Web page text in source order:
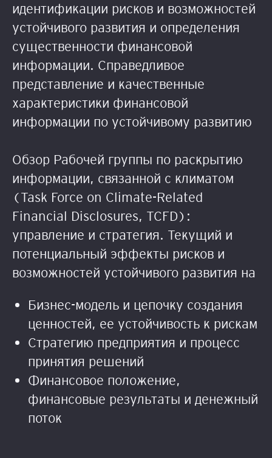
идентификации рисков и возможностей
устойчивого развития и определения
существенности финансовой
информации. Справедливое
представление и качественные
характеристики финансовой
информации по устойчивому развитию
Обзор Рабочей группы по раскрытию
информации, связанной с климатом
(Task Force on Climate-Related
Financial Disclosures, TCFD):
управление и стратегия. Текущий и
потенциальный эффекты рисков и
возможностей устойчивого развития на
Бизнес-модель и цепочку создания
ценностей, ее устойчивость к рискам
Стратегию предприятия и процесс
принятия решений
Финансовое положение,
финансовые результаты и денежный
поток